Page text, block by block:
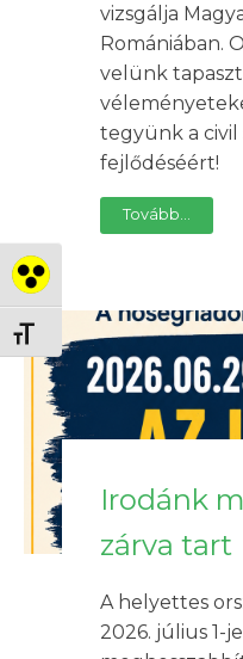
Nagy kontraszt váltása
Betűméret váltása
vizsgálja
Romániában.
velünk
tegyünk a civil
fejlődéséért!
Tovább...
Irodánk
zárva tart
A helyettes
2026. július 1-